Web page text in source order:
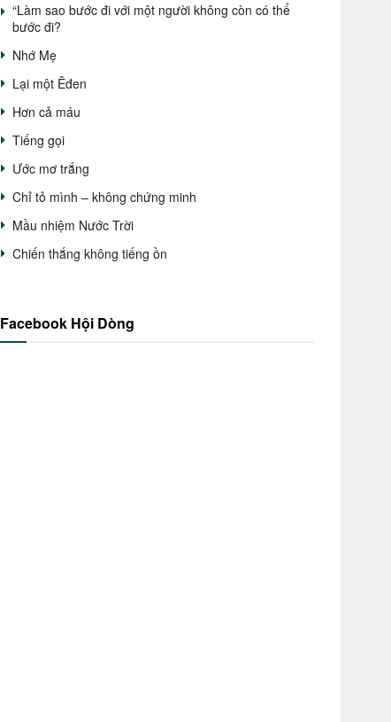
“Làm sao bước đi với một người không còn có thể
bước đi?
Nhớ Mẹ
Lại một Êđen
Hơn cả máu
Tiếng gọi
Ước mơ trắng
Chỉ tỏ mình – không chứng minh
Mầu nhiệm Nước Trời
Chiến thắng không tiếng ồn
Facebook Hội Dòng